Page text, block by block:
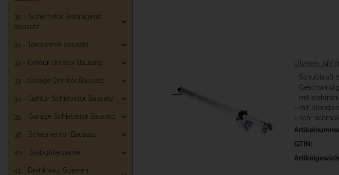
Ulysses 24V
- Schubkraft
-
- mit
- mit
- sehr
GTIN:
30 - Schiebetor Freitragend
Bausatz
31 - Torrahmen Bausatz
32 - Gehtür Drehtor Bausatz
33 - Garage Drehtor Bausatz
34 - Gehtür Schiebetor Bausatz
35 - Garage Schiebetor Bausatz
36 - Scheunentor Bausatz
40 - Stabgitterzäune
41 - Drehkreuz-Sperren-